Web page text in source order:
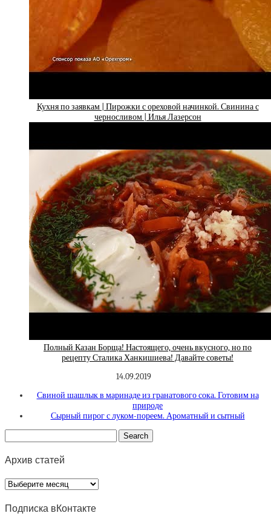
Кухня по заявкам | Пирожки с ореховой начинкой. Свинина с
черносливом | Илья Лазерсон
Полный Казан Борща! Настоящего, очень вкусного, но по
рецепту Сталика Ханкишиева! Давайте советы!
14.09.2019
Свиной шашлык в маринаде из гранатового сока. Готовим на
природе
Сырный пирог с луком-пореем. Ароматный и сытный
Архив статей
Архив
статей
Подписка вКонтакте